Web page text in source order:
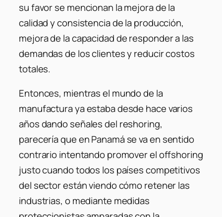
su favor se mencionan la mejora de la
calidad y consistencia de la producción,
mejora de la capacidad de responder a las
demandas de los clientes y reducir costos
totales.
Entonces, mientras el mundo de la
manufactura ya estaba desde hace varios
años dando señales del reshoring,
parecería que en Panamá se va en sentido
contrario intentando promover el offshoring
justo cuando todos los países competitivos
del sector están viendo cómo retener las
industrias, o mediante medidas